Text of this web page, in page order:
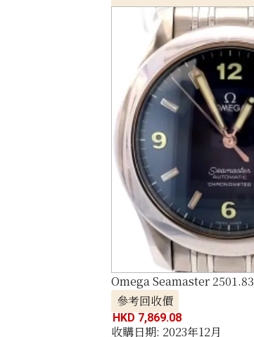
Omega Seamaster 2501.83
參考回收價
HKD 7,869.08
收購日期: 2023年12月